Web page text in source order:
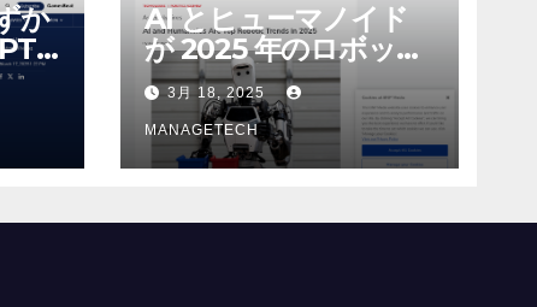
か
AI とヒューマノイド
が 2025 年のロボット
のトップトレンドに |
ASSEMBLY
3月 18, 2025
MANAGETECH